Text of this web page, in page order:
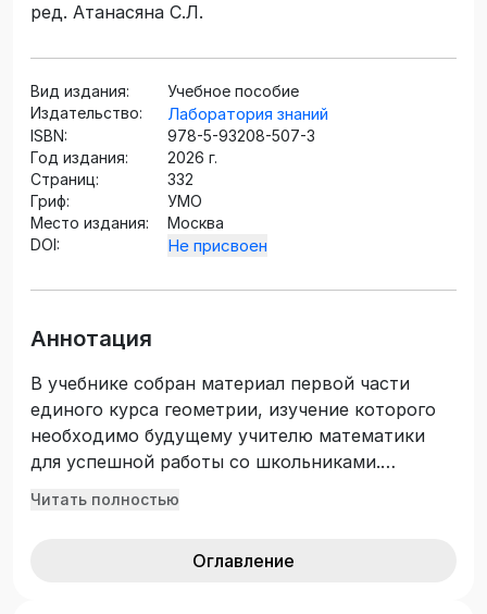
ред. Атанасяна С.Л.
Вид издания:
Учебное пособие
Издательство:
Лаборатория знаний
ISBN:
978-5-93208-507-3
Год издания:
2026 г.
Страниц:
332
Гриф:
УМО
Место издания:
Москва
DOI:
Не присвоен
Аннотация
В учебнике собран материал первой части
единого курса геометрии, изучение которого
необходимо будущему учителю математики
для успешной работы со школьниками.
Изложение теоретического материала
математических факультетов вузов.
Читать полностью
Оглавление